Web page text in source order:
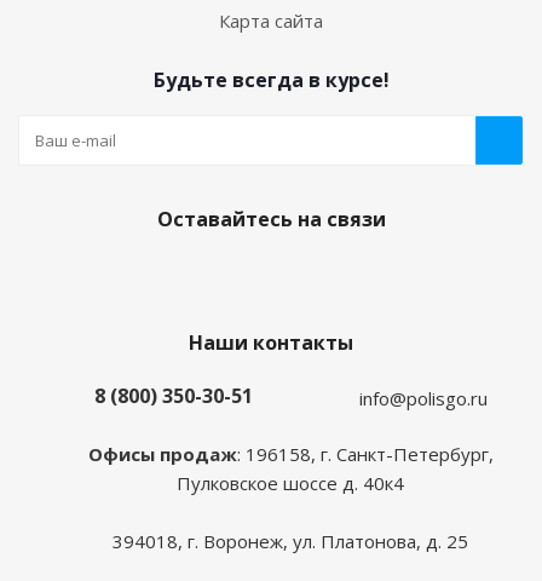
Карта сайта
Будьте всегда в курсе!
Оставайтесь на связи
Наши контакты
8 (800) 350-30-51
info@polisgo.ru
Офисы продаж: 196158, г. Санкт-Петербург,
Пулковское шоссе д. 40к4
394018, г. Воронеж, ул. Платонова, д. 25